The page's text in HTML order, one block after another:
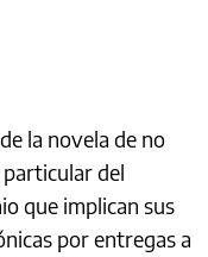
la novela de no
del
que implican sus
por entregas a